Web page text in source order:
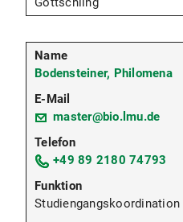
Bodensteiner, Philomena
master@bio.lmu.de
+49 89 2180 74793
Studiengangskoordination